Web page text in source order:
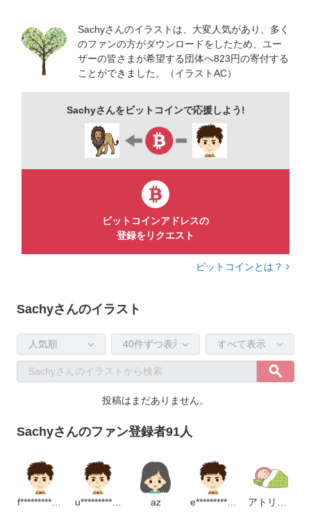
Sachyさんのイラストは、大変人気があり、多く
のファンの方がダウンロードをしたため、ユー
ザーの皆さまが希望する団体へ823円の寄付する
ことができました。（イラストAC）
Sachyさんをビットコインで応援しよう!
ビットコインアドレスの
登録をリクエスト
ビットコインとは？
Sachyさんのイラスト
投稿はまだありません。
Sachyさんのファン登録者91人
f******************m u*******************m az e*******************m アトリエ・ハル